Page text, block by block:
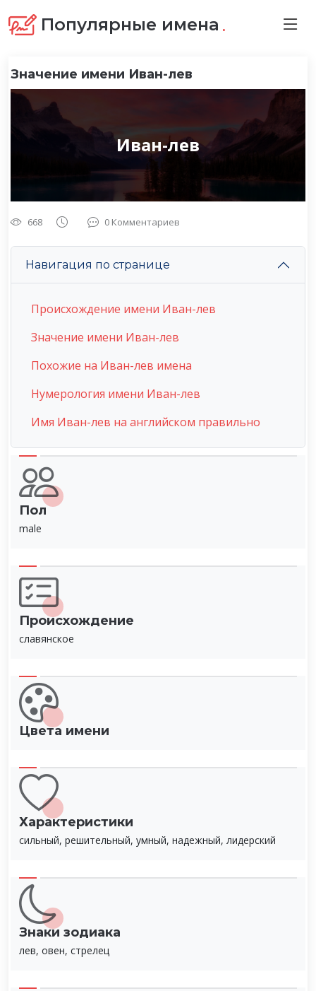
Популярные имена .
Значение имени Иван-лев
Иван-лев
668 0 Комментариев
Навигация по странице
Происхождение имени Иван-лев
Значение имени Иван-лев
Похожие на Иван-лев имена
Нумерология имени Иван-лев
Имя Иван-лев на английском правильно
Пол
male
Происхождение
славянское
Цвета имени
Характеристики
сильный, решительный, умный, надежный, лидерский
Знаки зодиака
лев, овен, стрелец